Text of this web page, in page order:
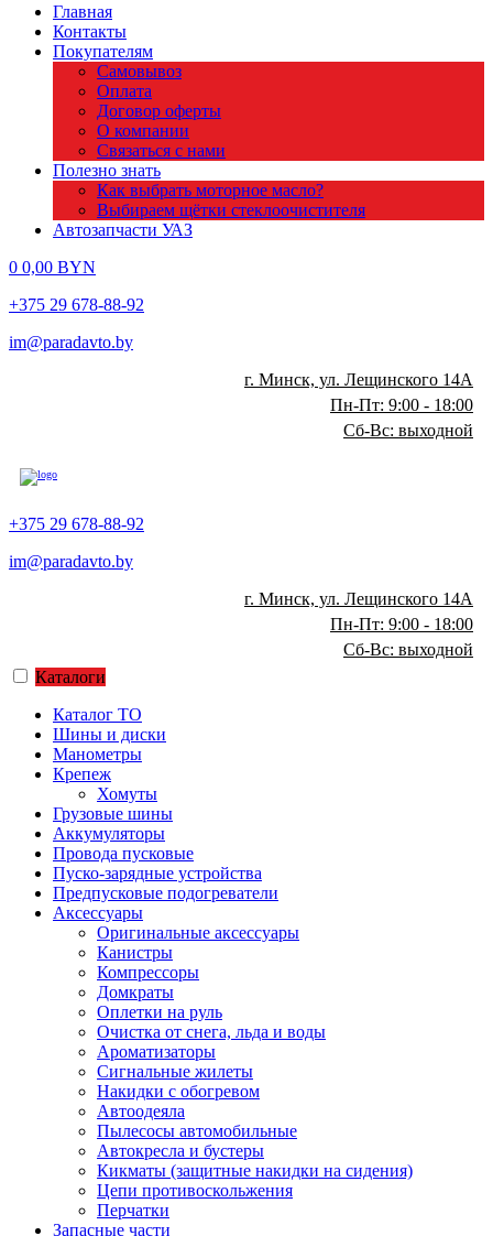
Главная
Контакты
Покупателям
Самовывоз
Оплата
Договор оферты
О компании
Связаться с нами
Полезно знать
Как выбрать моторное масло?
Выбираем щётки стеклоочистителя
Автозапчасти УАЗ
0 0,00 BYN
+375 29 678-88-92
im@paradavto.by
г. Минск, ул. Лещинского 14А
Пн-Пт: 9:00 - 18:00
Сб-Вс: выходной
+375 29 678-88-92
im@paradavto.by
г. Минск, ул. Лещинского 14А
Пн-Пт: 9:00 - 18:00
Сб-Вс: выходной
Каталоги
Каталог ТО
Шины и диски
Манометры
Крепеж
Хомуты
Грузовые шины
Аккумуляторы
Провода пусковые
Пуско-зарядные устройства
Предпусковые подогреватели
Аксессуары
Оригинальные аксессуары
Канистры
Компрессоры
Домкраты
Оплетки на руль
Очистка от снега, льда и воды
Ароматизаторы
Сигнальные жилеты
Накидки с обогревом
Автоодеяла
Пылесосы автомобильные
Автокресла и бустеры
Кикматы (защитные накидки на сидения)
Цепи противоскольжения
Перчатки
Запасные части